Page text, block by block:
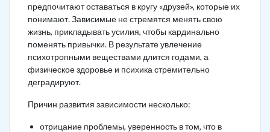
предпочитают оставаться в кругу «друзей», которые их
понимают. Зависимые не стремятся менять свою
жизнь, прикладывать усилия, чтобы кардинально
поменять привычки. В результате увлечение
психотропными веществами длится годами, а
физическое здоровье и психика стремительно
деградируют.
Причин развития зависимости несколько:
отрицание проблемы, уверенность в том, что в